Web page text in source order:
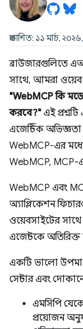
প্রকাশিত: ১১ মার্চ,
ব্রাউজারগুলিতে
সাথে, আমরা ওয়েব
"WebMCP কি
করবে?" এই
এজেন্টিক
WebMCP-এর
WebMCP, MCP-
WebMCP এবং
অ্যাপ্লিকেশন
ওয়েবসাইটের সাথে
এজেন্টকে অতিরিক্ত
একটি ভালো
সেন্টার এবং
এমসিপি
প্রয়োজন